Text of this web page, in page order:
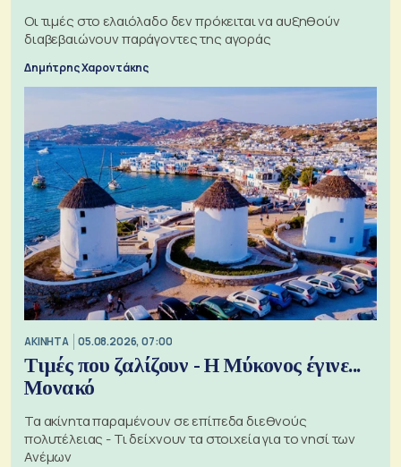
Οι τιμές στο ελαιόλαδο δεν πρόκειται να αυξηθούν
διαβεβαιώνουν παράγοντες της αγοράς
Δημήτρης Χαροντάκης
ΑΚΙΝΗΤΑ 05.08.2026, 07:00
Τιμές που ζαλίζουν - Η Μύκονος έγινε...
Μονακό
Τα ακίνητα παραμένουν σε επίπεδα διεθνούς
πολυτέλειας - Τι δείχνουν τα στοιχεία για το νησί των
Ανέμων